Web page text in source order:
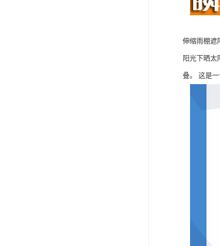
伸缩雨棚遮
阳光下晒太
叠。 这是一